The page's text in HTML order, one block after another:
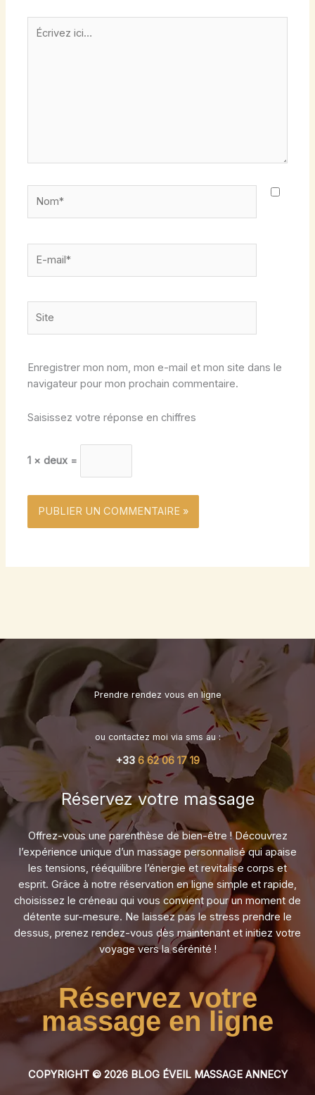
Écrivez
ici…
mail*
Enregistrer mon nom, mon e-mail et mon site dans le
navigateur pour mon prochain commentaire.
Saisissez votre réponse en chiffres
1 × deux =
Prendre rendez vous en ligne
ou contactez moi via sms au :
+33 6 62 06 17 19
Réservez votre massage​
Offrez-vous une parenthèse de bien-être ! Découvrez
l’expérience unique d’un massage personnalisé qui apaise
les tensions, rééquilibre l’énergie et revitalise corps et
esprit. Grâce à notre réservation en ligne simple et rapide,
choisissez le créneau qui vous convient pour un moment de
détente sur-mesure. Ne laissez pas le stress prendre le
dessus, prenez rendez-vous dès maintenant et initiez votre
voyage vers la sérénité !
Réservez votre
massage en ligne
COPYRIGHT © 2026 BLOG ÉVEIL MASSAGE ANNECY